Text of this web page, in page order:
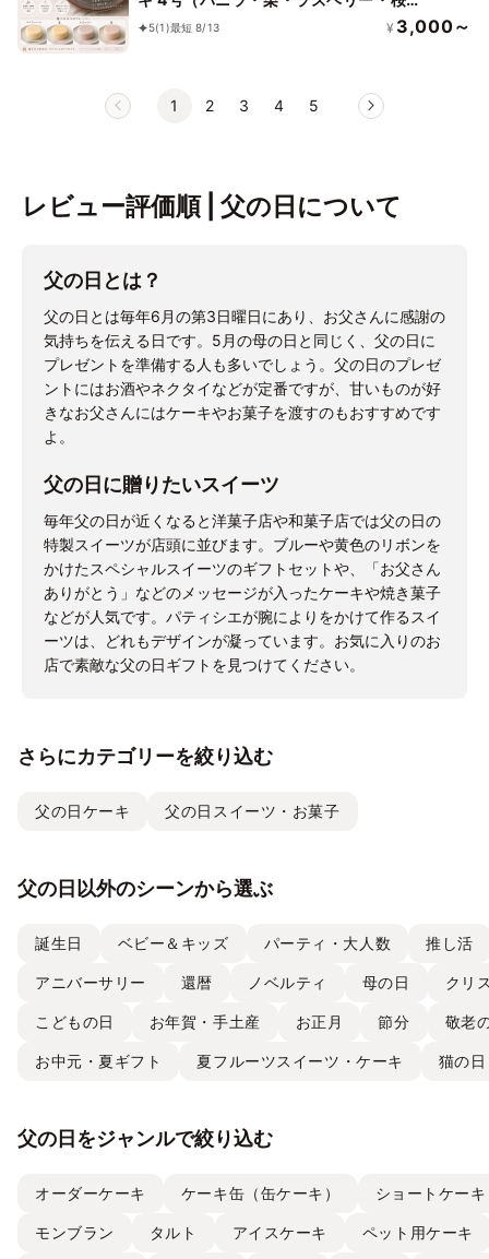
｜誕生日・ギフトに人気
5(1)最短 8/13 ¥ 3,000～
1 2 3 4 5
レビュー評価順 | 父の日について
父の日とは？
父の日とは毎年6月の第3日曜日にあり、お父さんに感謝の
気持ちを伝える日です。5月の母の日と同じく、父の日に
プレゼントを準備する人も多いでしょう。父の日のプレゼ
ントにはお酒やネクタイなどが定番ですが、甘いものが好
きなお父さんにはケーキやお菓子を渡すのもおすすめです
よ。
父の日に贈りたいスイーツ
毎年父の日が近くなると洋菓子店や和菓子店では父の日の
特製スイーツが店頭に並びます。ブルーや黄色のリボンを
かけたスペシャルスイーツのギフトセットや、「お父さん
ありがとう」などのメッセージが入ったケーキや焼き菓子
などが人気です。パティシエが腕によりをかけて作るスイ
ーツは、どれもデザインが凝っています。お気に入りのお
店で素敵な父の日ギフトを見つけてください。
さらにカテゴリーを絞り込む
父の日ケーキ 父の日スイーツ・お菓子
父の日以外のシーンから選ぶ
誕生日 ベビー＆キッズ パーティ・大人数 推し活
アニバーサリー 還暦 ノベルティ 母の日 クリ
こどもの日 お年賀・手土産 お正月 節分 敬老
お中元・夏ギフト 夏フルーツスイーツ・ケーキ 猫の日
父の日をジャンルで絞り込む
オーダーケーキ ケーキ缶（缶ケーキ） ショートケー
モンブラン タルト アイスケーキ ペット用ケーキ